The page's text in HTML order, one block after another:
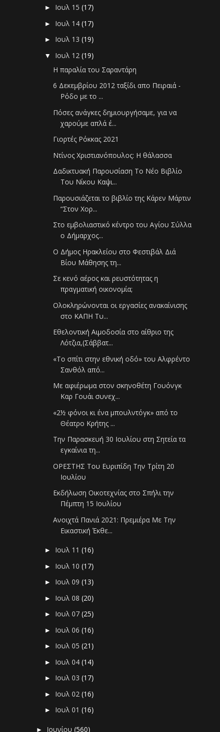
► Ιουλ 15(17)
► Ιουλ 14(17)
► Ιουλ 13(19)
▼ Ιουλ 12(19)
Η παραλία του Σαραντάρη
6 Δεκεμβρίου 2012 ταξίδι απο Πειραιά -
Ρόδο με το ...
Πόσες ανάγκες δημιουργήσαμε, για να
χαρούμε απλά έ...
Γιορτές Ρόκκας 2021
Ντίνος Χριστιανόπουλος: Η θάλασσα
Δαδικτυακή Παρουσίαση Το Νέο Βιβλίο
Του Νίκου Καψι...
Παρουσιάζεται το βιβλίο της Κάρεν Μάρτιν
“Στον Χορ...
Στο εμβολιαστικό κέντρο του Αγίου Σύλλα
ο Δήμαρχος...
Ο Δήμος Ηρακλείου στο Φεστιβάλ Διά
Βίου Μάθησης τη...
Σε κενό αέρος και ρευστότητας η
πραγματική οικονομία;
Ολοκληρώνονται οι εργασίες ανακαίνισης
στο ΚΑΠΗ Τυ...
Εθελοντική Αιμοδοσία στο αίθριο της
Λότζια,(Σάββατ...
«To σπίτι στην εθνική οδό» του Αλφρέντο
Σανθόλ από...
Με αφιέρωμα στον σκηνοθέτη Γουόνγκ
Καρ Γουάι συνεχ...
«2½ φόνοι κι ένα μπουλντόγκ» από το
Θέατρο Κρήτης ...
Την Παρασκευή 30 Ιουλίου στη Σητεία τα
εγκαίνια τη...
ΟΡΕΣΤΗΣ Του Ευριπίδη Την Τρίτη 20
Ιουλίου
Εκδήλωση Οικοτεχνίας στο Σπήλι την
Πέμπτη 15 Ιουλίου
Ανοιχτά Πανιά 2021: Πρεμιέρα Με Την
Εικαστική Έκθε...
► Ιουλ 11(16)
► Ιουλ 10(17)
► Ιουλ 09(13)
► Ιουλ 08(20)
► Ιουλ 07(25)
► Ιουλ 06(16)
► Ιουλ 05(21)
► Ιουλ 04(14)
► Ιουλ 03(17)
► Ιουλ 02(16)
► Ιουλ 01(16)
► Ιουνίου(560)